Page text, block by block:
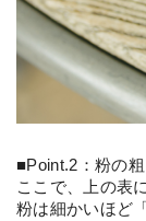
■Point.2：粉の
ここで、上の表
粉は細かいほど